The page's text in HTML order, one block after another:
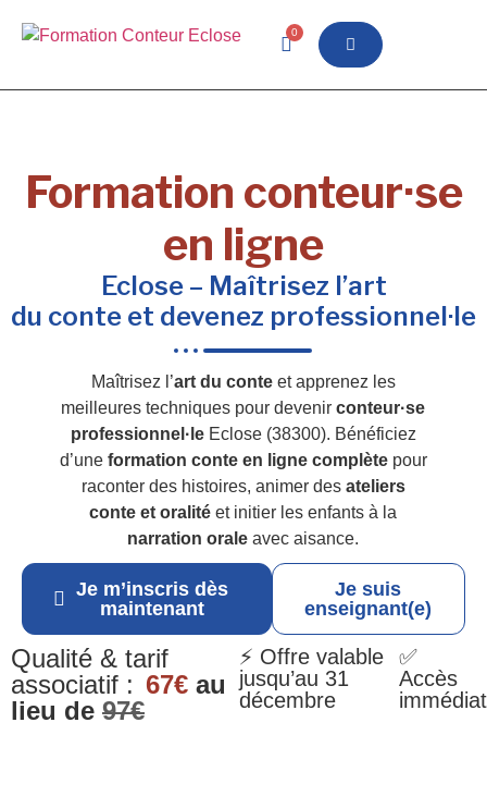
0
Formation conteur·se
en ligne
Eclose – Maîtrisez l’art
du conte et devenez professionnel·le
Maîtrisez l’art du conteet apprenez les
meilleures techniques pour devenirconteur·se
professionnel·leEclose (38300). Bénéficiez
d’une formation conte en ligne complètepour
raconter des histoires, animer des ateliers
conte et oralité et initier les enfants à la
narration orale avec aisance.
Je m’inscris dès
maintenant
Je suis
enseignant(e)
Qualité & tarif
associatif : 67€ au
lieu de 97€
⚡ Offre valable
jusqu’au 31
décembre
✅
Accès
immédiat